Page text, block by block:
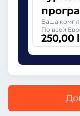
Ваша
По всей
250,00 l